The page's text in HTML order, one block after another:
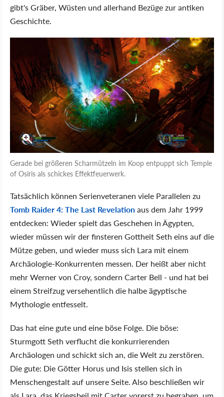
gibt's Gräber, Wüsten und allerhand Bezüge zur antiken
Geschichte.
Gerade bei größeren Scharmützeln im Koop entpuppt sich Temple
of Osiris als schickes Effektfeuerwerk.
Tatsächlich können Serienveteranen viele Parallelen zu
Tomb Raider 4: The Last Revelationaus dem Jahr 1999
entdecken: Wieder spielt das Geschehen in Ägypten,
wieder müssen wir der finsteren Gottheit Seth eins auf die
Mütze geben, und wieder muss sich Lara mit einem
Archäologie-Konkurrenten messen. Der heißt aber nicht
mehr Werner von Croy, sondern Carter Bell - und hat bei
einem Streifzug versehentlich die halbe ägyptische
Mythologie entfesselt.
Das hat eine gute und eine böse Folge. Die böse:
Sturmgott Seth verflucht die konkurrierenden
Archäologen und schickt sich an, die Welt zu zerstören.
Die gute: Die Götter Horus und Isis stellen sich in
Menschengestalt auf unsere Seite. Also beschließen wir